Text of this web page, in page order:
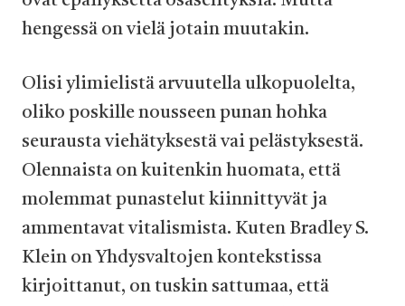
hengessä on vielä jotain muutakin.
Olisi ylimielistä arvuutella ulkopuolelta,
oliko poskille nousseen punan hohka
seurausta viehätyksestä vai pelästyksestä.
Olennaista on kuitenkin huomata, että
molemmat punastelut kiinnittyvät ja
ammentavat vitalismista. Kuten Bradley S.
Klein on Yhdysvaltojen kontekstissa
kirjoittanut, on tuskin sattumaa, että